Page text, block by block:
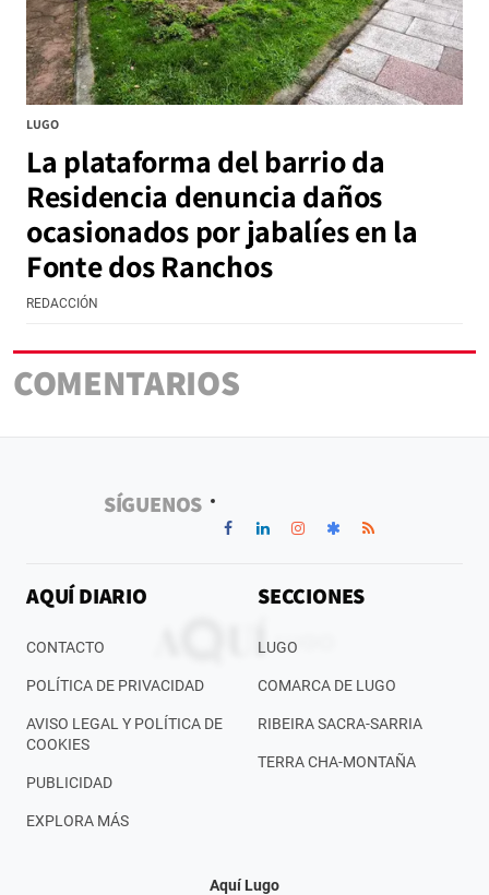
LUGO
La plataforma del barrio da
Residencia denuncia daños
ocasionados por jabalíes en la
Fonte dos Ranchos
REDACCIÓN
COMENTARIOS
SÍGUENOS
AQUÍ DIARIO
CONTACTO
POLÍTICA DE PRIVACIDAD
AVISO LEGAL Y POLÍTICA DE
COOKIES
PUBLICIDAD
EXPLORA MÁS
SECCIONES
LUGO
COMARCA DE LUGO
RIBEIRA SACRA-SARRIA
TERRA CHA-MONTAÑA
Aquí Lugo